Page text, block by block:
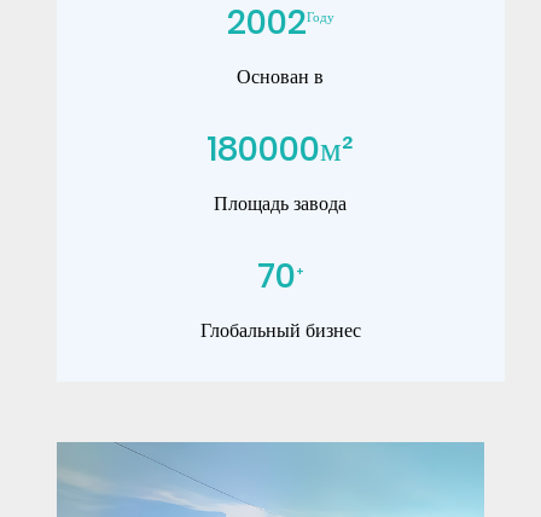
2002Году
Основан в
180000м²
Площадь завода
70+
Глобальный бизнес